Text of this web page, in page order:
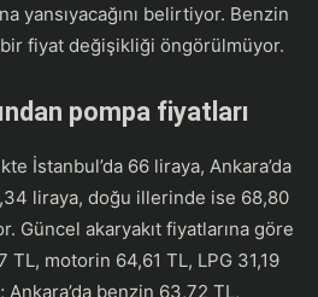
yansıyacağını belirtiyor. Benzin
fiyat değişikliği öngörülmüyor.
pompa fiyatları
İstanbul’da 66 liraya, Ankara’da
liraya, doğu illerinde ise 68,80
Güncel akaryakıt fiyatlarına göre
TL, motorin 64,61 TL, LPG 31,19
benzin 63,72 TL,